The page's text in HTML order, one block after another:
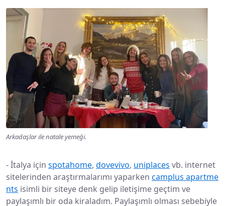
Arkadaşlar ile natale yemeği.
-İtalya için spotahome, dovevivo, uniplaces vb. internet
sitelerinden araştırmalarımı yaparken camplus apartme
nts isimli bir siteye denk gelip iletişime geçtim ve
paylaşımlı bir oda kiraladım. Paylaşımlı olması sebebiyle